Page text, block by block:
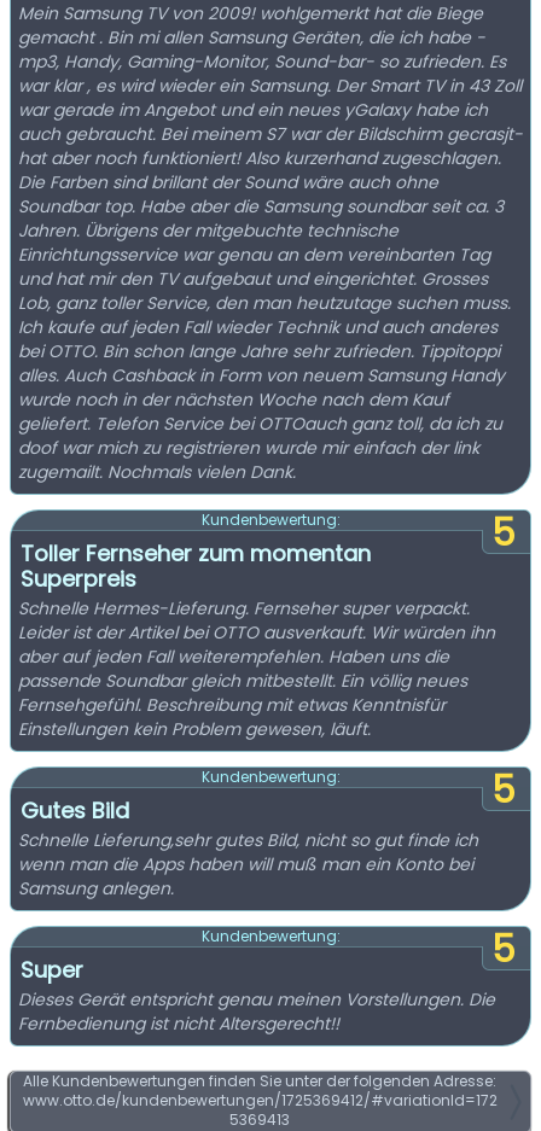
Mein Samsung TV von 2009! wohlgemerkt hat die Biege
gemacht . Bin mi allen Samsung Geräten, die ich habe -
mp3, Handy, Gaming-Monitor, Sound-bar- so zufrieden. Es
war klar , es wird wieder ein Samsung. Der Smart TV in 43 Zoll
war gerade im Angebot und ein neues yGalaxy habe ich
auch gebraucht. Bei meinem S7 war der Bildschirm gecrasjt-
hat aber noch funktioniert! Also kurzerhand zugeschlagen.
Die Farben sind brillant der Sound wäre auch ohne
Soundbar top. Habe aber die Samsung soundbar seit ca. 3
Jahren. Übrigens der mitgebuchte technische
Einrichtungsservice war genau an dem vereinbarten Tag
und hat mir den TV aufgebaut und eingerichtet. Grosses
Lob, ganz toller Service, den man heutzutage suchen muss.
Ich kaufe auf jeden Fall wieder Technik und auch anderes
bei OTTO. Bin schon lange Jahre sehr zufrieden. Tippitoppi
alles. Auch Cashback in Form von neuem Samsung Handy
wurde noch in der nächsten Woche nach dem Kauf
geliefert. Telefon Service bei OTTOauch ganz toll, da ich zu
doof war mich zu registrieren wurde mir einfach der link
zugemailt. Nochmals vielen Dank.
5
Kundenbewertung:
Toller Fernseher zum momentan
Superpreis
Schnelle Hermes-Lieferung. Fernseher super verpackt.
Leider ist der Artikel bei OTTO ausverkauft. Wir würden ihn
aber auf jeden Fall weiterempfehlen. Haben uns die
passende Soundbar gleich mitbestellt. Ein völlig neues
Fernsehgefühl. Beschreibung mit etwas Kenntnisfür
Einstellungen kein Problem gewesen, läuft.
5
Kundenbewertung:
Gutes Bild
Schnelle Lieferung,sehr gutes Bild, nicht so gut finde ich
wenn man die Apps haben will muß man ein Konto bei
Samsung anlegen.
5
Kundenbewertung:
Super
Dieses Gerät entspricht genau meinen Vorstellungen. Die
Fernbedienung ist nicht Altersgerecht!!
Alle Kundenbewertungen finden Sie unter der folgenden Adresse:
www.otto.de/kundenbewertungen/1725369412/#variationId=172
5369413